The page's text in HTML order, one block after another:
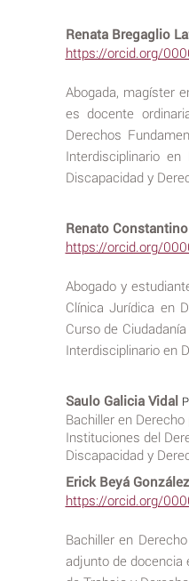
Renata Bregaglio
https://orcid.org/
Abogada, magíster
es docente
Derechos
Interdisciplinario
Discapacidad y
Renato
https://orcid.org/
Abogado y
Clínica Jurídica en
Curso de
Interdisciplinario en
Saulo Galicia Vidal
Bachiller en
Instituciones del
Discapacidad y
Erick Beyá González
https://orcid.org/
Bachiller en
adjunto de docencia